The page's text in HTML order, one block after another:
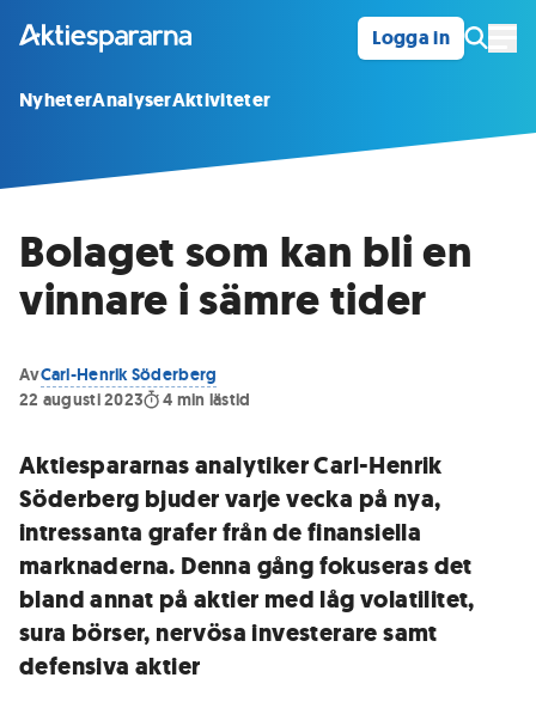
Logga in
NyheterAnalyserAktiviteter
Bolaget som kan bli en
vinnare i sämre tider
AvCarl-Henrik Söderberg
22 augusti 2023
4 min lästid
Aktiespararnas analytiker Carl-Henrik
Söderberg bjuder varje vecka på nya,
intressanta grafer från de finansiella
marknaderna. Denna gång fokuseras det
bland annat på aktier med låg volatilitet,
sura börser, nervösa investerare samt
defensiva aktier